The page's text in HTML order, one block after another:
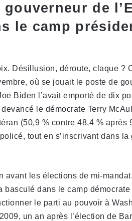
de
le camp
Désillusion, déroute, claque ?
où se jouait le poste de
Biden l’avait emporté de dix
le démocrate Terry
(50,9 % contre 48,4 % après
tout en s’inscrivant dans la
avant les élections de mi-
dans le camp démocrate
le parti au pouvoir à
un an après l’élection de